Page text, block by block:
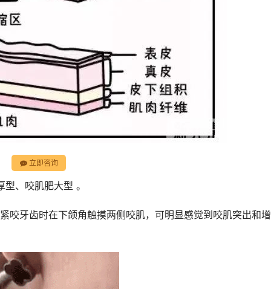
立即咨询
、咬肌肥大型 。
牙齿时在下颌角触摸两侧咬肌，可明显感觉到咬肌突出和